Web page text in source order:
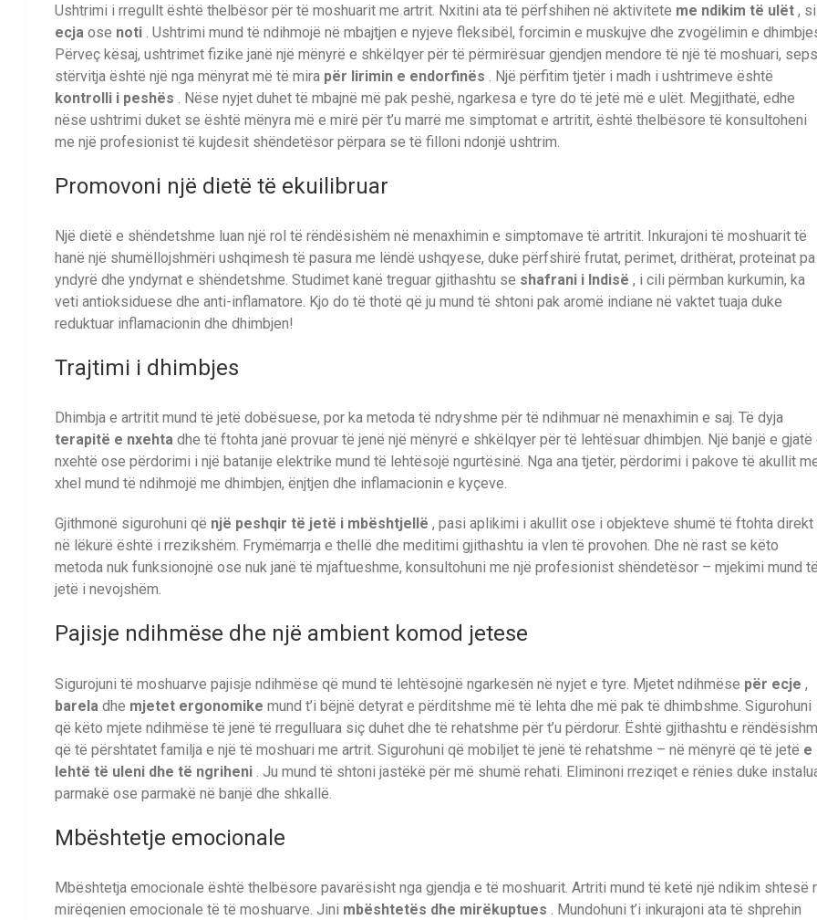
Ushtrimi i rregullt është thelbësor për të moshuarit me artrit. Nxitini ata të përfshihen në aktivitete me ndikim të ulët , si
ecja ose noti . Ushtrimi mund të ndihmojë në mbajtjen e nyjeve fleksibël, forcimin e muskujve dhe zvogëlimin e
Përveç kësaj, ushtrimet fizike janë një mënyrë e shkëlqyer për të përmirësuar gjendjen mendore të një të moshuari,
stërvitja është një nga mënyrat më të mira për lirimin e endorfinës . Një përfitim tjetër i madh i ushtrimeve është
kontrolli i peshës . Nëse nyjet duhet të mbajnë më pak peshë, ngarkesa e tyre do të jetë më e ulët. Megjithatë, edhe
nëse ushtrimi duket se është mënyra më e mirë për t’u marrë me simptomat e artritit, është thelbësore të konsultoheni
me një profesionist të kujdesit shëndetësor përpara se të filloni ndonjë ushtrim.
Promovoni një dietë të ekuilibruar
Një dietë e shëndetshme luan një rol të rëndësishëm në menaxhimin e simptomave të artritit. Inkurajoni të moshuarit të
hanë një shumëllojshmëri ushqimesh të pasura me lëndë ushqyese, duke përfshirë frutat, perimet, drithërat, proteinat pa
yndyrë dhe yndyrnat e shëndetshme. Studimet kanë treguar gjithashtu se shafrani i Indisë , i cili përmban kurkumin, ka
veti antioksiduese dhe anti-inflamatore. Kjo do të thotë që ju mund të shtoni pak aromë indiane në vaktet tuaja duke
reduktuar inflamacionin dhe dhimbjen!
Trajtimi i dhimbjes
Dhimbja e artritit mund të jetë dobësuese, por ka metoda të ndryshme për të ndihmuar në menaxhimin e saj. Të dyja
terapitë e nxehta dhe të ftohta janë provuar të jenë një mënyrë e shkëlqyer për të lehtësuar dhimbjen. Një banjë e gjatë
nxehtë ose përdorimi i një batanije elektrike mund të lehtësojë ngurtësinë. Nga ana tjetër, përdorimi i pakove të akullit
xhel mund të ndihmojë me dhimbjen, ënjtjen dhe inflamacionin e kyçeve.
Gjithmonë sigurohuni që një peshqir të jetë i mbështjellë , pasi aplikimi i akullit ose i objekteve shumë të ftohta direkt
në lëkurë është i rrezikshëm. Frymëmarrja e thellë dhe meditimi gjithashtu ia vlen të provohen. Dhe në rast se këto
metoda nuk funksionojnë ose nuk janë të mjaftueshme, konsultohuni me një profesionist shëndetësor – mjekimi mund të
jetë i nevojshëm.
Pajisje ndihmëse dhe një ambient komod jetese
Sigurojuni të moshuarve pajisje ndihmëse që mund të lehtësojnë ngarkesën në nyjet e tyre. Mjetet ndihmëse për ecje ,
barela dhe mjetet ergonomike mund t’i bëjnë detyrat e përditshme më të lehta dhe më pak të dhimbshme. Sigurohuni
që këto mjete ndihmëse të jenë të rregulluara siç duhet dhe të rehatshme për t’u përdorur. Është gjithashtu e
që të përshtatet familja e një të moshuari me artrit. Sigurohuni që mobiljet të jenë të rehatshme – në mënyrë që të jetë e
lehtë të uleni dhe të ngriheni . Ju mund të shtoni jastëkë për më shumë rehati. Eliminoni rreziqet e rënies duke
parmakë ose parmakë në banjë dhe shkallë.
Mbështetje emocionale
Mbështetja emocionale është thelbësore pavarësisht nga gjendja e të moshuarit. Artriti mund të ketë një ndikim shtesë
mirëqenien emocionale të të moshuarve. Jini mbështetës dhe mirëkuptues . Mundohuni t’i inkurajoni ata të shprehin